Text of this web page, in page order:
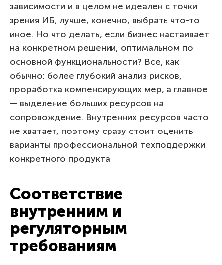
зависимости и в целом не идеален с точки
зрения ИБ, лучше, конечно, выбрать что-то
иное. Но что делать, если бизнес настаивает
на конкретном решении, оптимальном по
основной функциональности? Все, как
обычно: более глубокий анализ рисков,
проработка компенсирующих мер, а главное
— выделение больших ресурсов на
сопровождение. Внутренних ресурсов часто
не хватает, поэтому сразу стоит оценить
варианты профессиональной техподдержки
конкретного продукта.
Соответствие
внутренним и
регуляторным
требованиям